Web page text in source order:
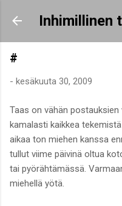
Inhimillinen
#
- kesäkuuta 30, 2009
Taas on vähän
kamalasti kaikkea
aikaa ton miehen kanssa
tullut viime päivinä oltua
tai pyörähtämässä.
miehellä yötä.